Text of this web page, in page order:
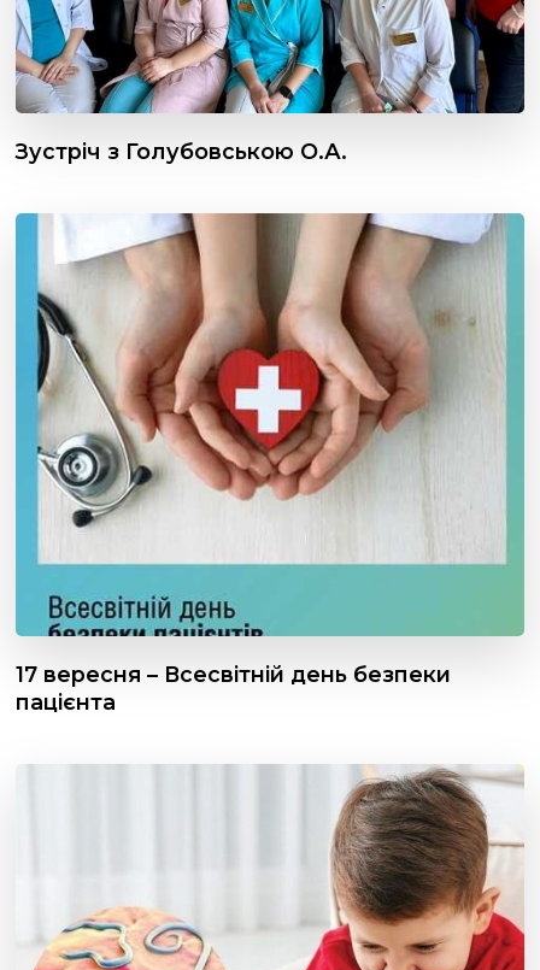
Зустріч з Голубовською О.А.
17 вересня – Всесвітній день безпеки
пацієнта